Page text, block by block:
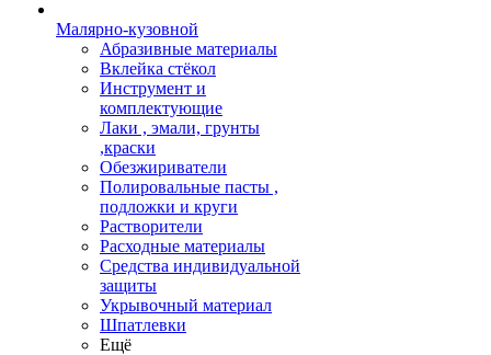
Малярно-кузовной
Абразивные материалы
Вклейка стёкол
Инструмент и
комплектующие
Лаки , эмали, грунты
,краски
Обезжириватели
Полировальные пасты ,
подложки и круги
Растворители
Расходные материалы
Средства индивидуальной
защиты
Укрывочный материал
Шпатлевки
Ещё